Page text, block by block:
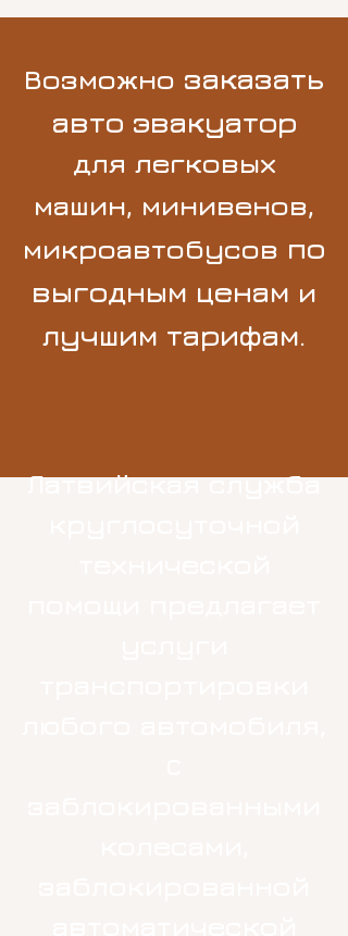
Возможно заказать
авто эвакуатор
для легковых
машин, минивенов,
микроавтобусов по
выгодным ценам и
лучшим тарифам.
Латвийская служба